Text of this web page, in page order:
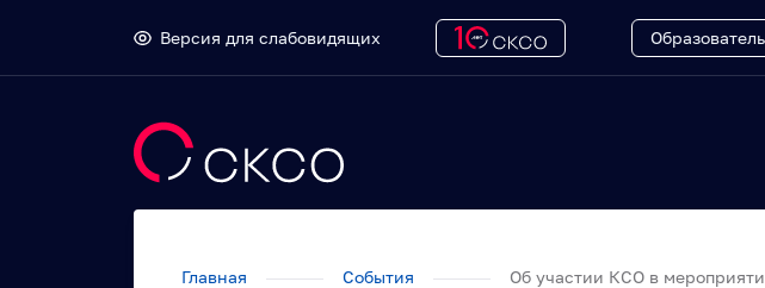
Версия для слабовидящих
Главная События Об участии КСО в